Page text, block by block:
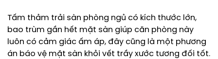
Tấm thảm trải sàn phòng ngủ có kích thước lớn,
bao trùm gần hết mặt sàn giúp căn phòng này
luôn có cảm giác ấm áp, đây cũng là một phương
án báo vệ mặt sàn khỏi vết trầy xước tương đối tốt.